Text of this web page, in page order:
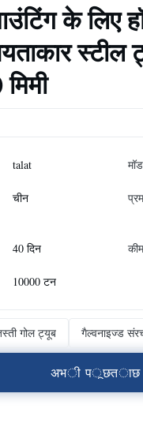
के लिए
स्टील
talat
चीन
40 दिन
10000 टन
गोल ट्यूब गैल्वनाइज्ड
अभी पूछताछ